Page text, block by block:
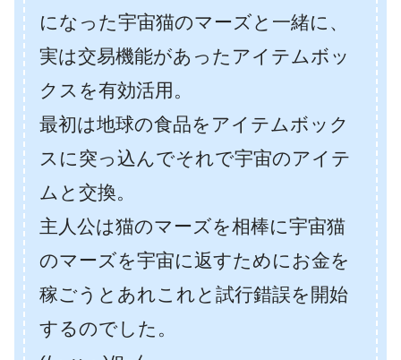
になった宇宙猫のマーズと一緒に、
実は交易機能があったアイテムボッ
クスを有効活用。
最初は地球の食品をアイテムボック
スに突っ込んでそれで宇宙のアイテ
ムと交換。
主人公は猫のマーズを相棒に宇宙猫
のマーズを宇宙に返すためにお金を
稼ごうとあれこれと試行錯誤を開始
するのでした。